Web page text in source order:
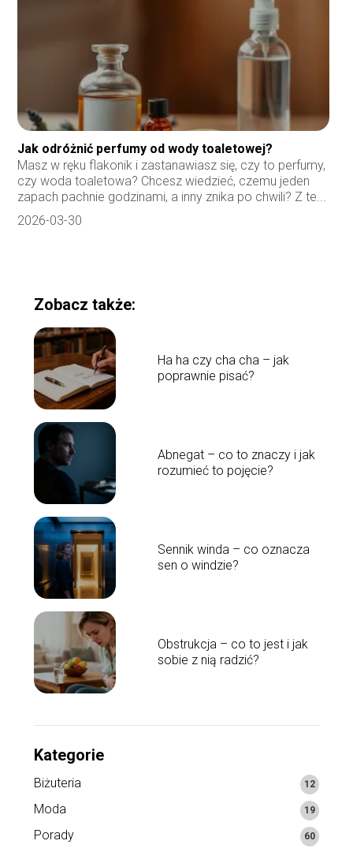
Jak odróżnić perfumy od wody toaletowej?
Masz w ręku flakonik i zastanawiasz się, czy to perfumy,
czy woda toaletowa? Chcesz wiedzieć, czemu jeden
zapach pachnie godzinami, a inny znika po chwili? Z te...
2026-03-30
Zobacz także:
Ha ha czy cha cha – jak
poprawnie pisać?
Abnegat – co to znaczy i jak
rozumieć to pojęcie?
Sennik winda – co oznacza
sen o windzie?
Obstrukcja – co to jest i jak
sobie z nią radzić?
Kategorie
Biżuteria 12
Moda 19
Porady 60